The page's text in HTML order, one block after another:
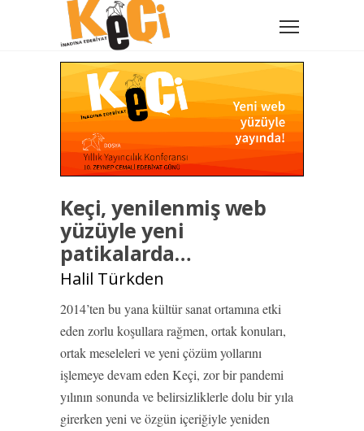
Keçi, yenilenmiş web
yüzüyle yeni
patikalarda…
Halil Türkden
2014’ten bu yana kültür sanat ortamına etki
eden zorlu koşullara rağmen, ortak konuları,
ortak meseleleri ve yeni çözüm yollarını
işlemeye devam eden Keçi, zor bir pandemi
yılının sonunda ve belirsizliklerle dolu bir yıla
girerken yeni ve özgün içeriğiyle yeniden